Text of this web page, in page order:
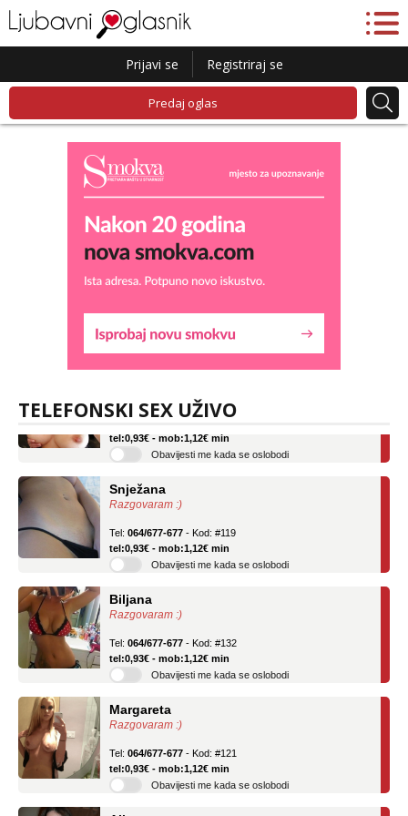
Prijavi se Registriraj se
Predaj oglas
TELEFONSKI SEX UŽIVO
Liliana
Tel:064/677-677- Kod: #69
Snježana
Razgovaram :)
Biljana
Razgovaram :)
Margareta
Razgovaram :)